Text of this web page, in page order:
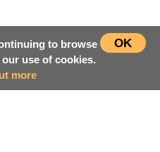
OK
to browse
use of cookies.
more